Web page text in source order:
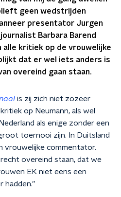
geen wedstrijden
presentator Jurgen
Barbara Barend
kritiek op de vrouwelijke
dat er wel iets anders is
overeind gaan staan.
is zij zich niet zozeer
op Neumann, als wel
als enige zonder een
toernooi zijn. In Duitsland
vrouwelijke commentator.
recht overeind staan, dat we
EK niet eens een
hadden.”